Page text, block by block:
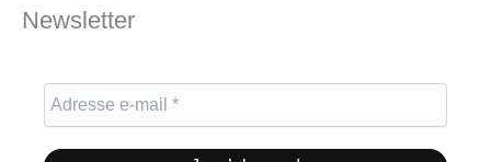
Newsletter